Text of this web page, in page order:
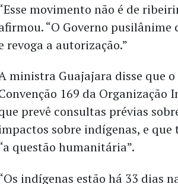
movimento não é de
“O Governo pusilânime
revoga a autorização.”
ministra Guajajara disse que
169 da Organização
prevê consultas prévias
sobre indígenas, e
questão humanitária”.
indígenas estão há 33 dias